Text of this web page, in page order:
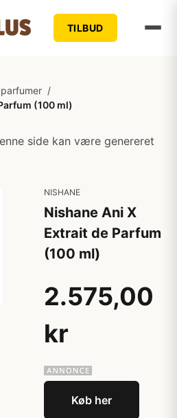
TILBUD
parfumer /
(100 ml)
side kan være genereret
NISHANE
Nishane Ani X
Extrait de Parfum
(100 ml)
2.575,00
kr
Køb her